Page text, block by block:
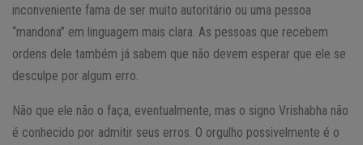
inconveniente fama de ser muito autoritário ou uma pessoa
“mandona” em linguagem mais clara. As pessoas que recebem
ordens dele também já sabem que não devem esperar que ele se
desculpe por algum erro.
Não que ele não o faça, eventualmente, mas o signo Vrishabha não
é conhecido por admitir seus erros. O orgulho possivelmente é o